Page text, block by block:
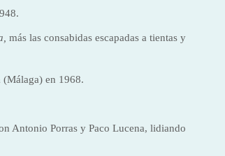
más las consabidas escapadas a tientas y
(Málaga) en 1968.
Antonio Porras y Paco Lucena, lidiando